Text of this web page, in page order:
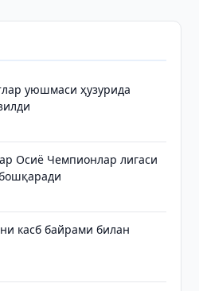
уюшмаси ҳузурида
Осиё Чемпионлар лигаси
касб байрами билан